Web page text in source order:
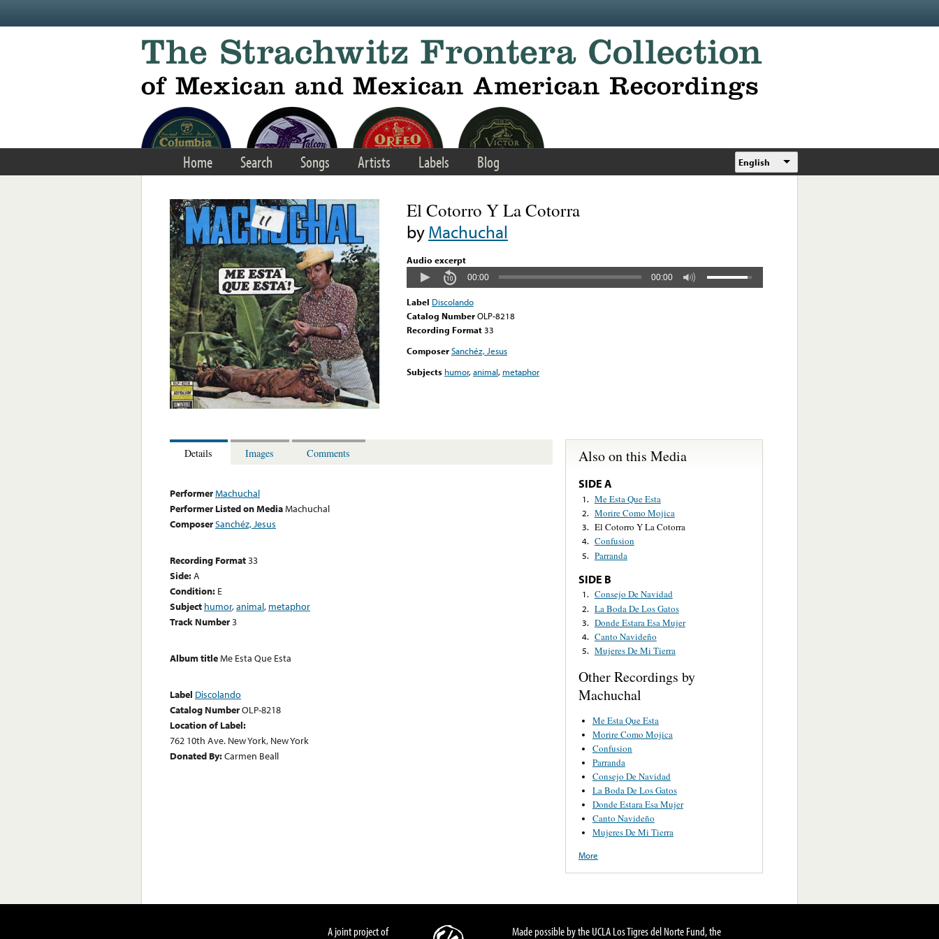
Home Search Songs Artists Labels Blog English
El Cotorro Y La Cotorra
byMachuchal
Audio excerpt
00:00 00:00
Label Discolando
Catalog NumberOLP-8218
Recording Format33
ComposerSanchéz, Jesus
Subjects humor,animal, metaphor
Details Images Comments
PerformerMachuchal
Performer Listed on MediaMachuchal
ComposerSanchéz, Jesus
Recording Format33
Side:A
Condition: E
Subject humor,animal, metaphor
Track Number3
Album titleMe Esta Que Esta
Label Discolando
Catalog NumberOLP-8218
Location of Label:
762 10th Ave. New York, New York
Donated By:Carmen Beall
Also on this Media
SIDE A
1. Me Esta Que Esta
2. Morire Como Mojica
3. El Cotorro Y La Cotorra
4. Confusion
5. Parranda
SIDE B
1. Consejo De Navidad
2. La Boda De Los Gatos
3. Donde Estara Esa Mujer
4. Canto Navideño
5. Mujeres De Mi Tierra
Other Recordings by
Machuchal
Me Esta Que Esta
Morire Como Mojica
Confusion
Parranda
Consejo De Navidad
La Boda De Los Gatos
Donde Estara Esa Mujer
Canto Navideño
Mujeres De Mi Tierra
More
A joint project of Made possible by the UCLA Los Tigres del Norte Fund, the